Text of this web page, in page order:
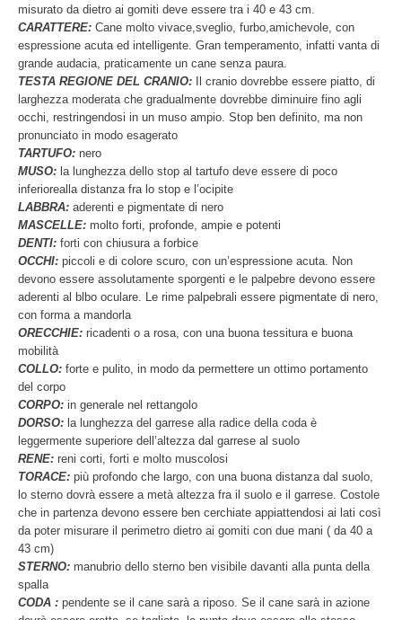
misurato da dietro ai gomiti deve essere tra i 40 e 43 cm.
CARATTERE: Cane molto vivace,sveglio, furbo,amichevole, con
espressione acuta ed intelligente. Gran temperamento, infatti vanta di
grande audacia, praticamente un cane senza paura.
TESTA REGIONE DEL CRANIO: Il cranio dovrebbe essere piatto, di
larghezza moderata che gradualmente dovrebbe diminuire fino agli
occhi, restringendosi in un muso ampio. Stop ben definito, ma non
pronunciato in modo esagerato
TARTUFO: nero
MUSO: la lunghezza dello stop al tartufo deve essere di poco
inferiorealla distanza fra lo stop e l’ocipite
LABBRA: aderenti e pigmentate di nero
MASCELLE: molto forti, profonde, ampie e potenti
DENTI: forti con chiusura a forbice
OCCHI: piccoli e di colore scuro, con un’espressione acuta. Non
devono essere assolutamente sporgenti e le palpebre devono essere
aderenti al blbo oculare. Le rime palpebrali essere pigmentate di nero,
con forma a mandorla
ORECCHIE: ricadenti o a rosa, con una buona tessitura e buona
mobilità
COLLO: forte e pulito, in modo da permettere un ottimo portamento
del corpo
CORPO: in generale nel rettangolo
DORSO: la lunghezza del garrese alla radice della coda è
leggermente superiore dell’altezza dal garrese al suolo
RENE: reni corti, forti e molto muscolosi
TORACE: più profondo che largo, con una buona distanza dal suolo,
lo sterno dovrà essere a metà altezza fra il suolo e il garrese. Costole
che in partenza devono essere ben cerchiate appiattendosi ai lati così
da poter misurare il perimetro dietro ai gomiti con due mani ( da 40 a
43 cm)
STERNO: manubrio dello sterno ben visibile davanti alla punta della
spalla
CODA : pendente se il cane sarà a riposo. Se il cane sarà in azione